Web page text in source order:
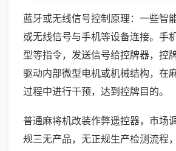
蓝牙或无线信号控制原理：一些智
或无线信号与手机等设备连接。手
型等指令，发送信号给控牌器，控
驱动内部微型电机或机械结构，在
过程中进行干预，达到控牌目的。
普通麻将机改装作弊遥控器，市场
规三无产品，无正规生产检测流程